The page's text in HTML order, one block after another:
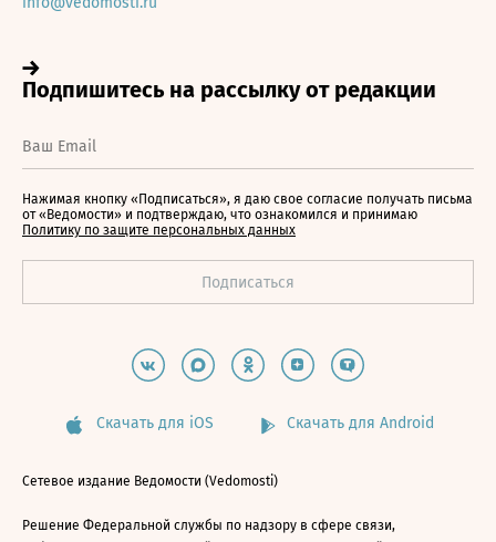
Нажимая кнопку «Подписаться», я даю свое согласие получать письма
от «Ведомости» и подтверждаю, что ознакомился и принимаю
Политику по защите персональных данных
Скачать для iOS Скачать для Android
Сетевое издание Ведомости (Vedomosti)
Решение Федеральной службы по надзору в сфере связи,